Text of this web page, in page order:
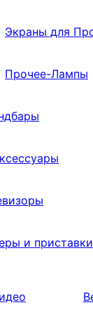
Экраны для
Прочее-Лампы
и приставки